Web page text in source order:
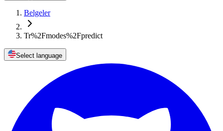
Belgeler
Tr%2Fmodes%2Fpredict
Select language